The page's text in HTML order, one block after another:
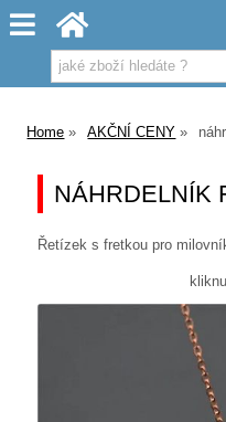
Home AKČNÍ CENY
NÁHRDELNÍK
Řetízek s fretkou pro